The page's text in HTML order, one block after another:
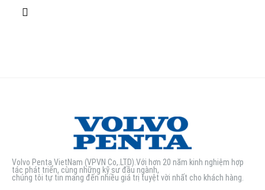
Volvo Penta VietNam (VPVN Co,.LTD).Với hơn 20 năm kinh nghiệm hợp
tác phát triển, cùng những kỹ sư đầu ngành,
chúng tôi tự tin mang đến nhiều giá trị tuyệt vời nhất cho khách hàng.